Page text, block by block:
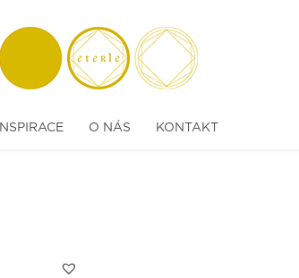
INSPIRACE O NÁS KONTAKT